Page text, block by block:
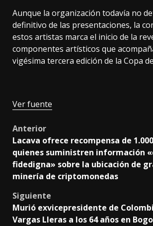
Aunque la organización todavía no
definitivo de las presentaciones, la
estos artistas marca el inicio de la
componentes artísticos que
vigésima tercera edición de la Copa
Ver fuente
Post
navigation
Anterior
Lacava ofrece recompensa de
quienes suministren información
fidedigna» sobre la ubicación de
minería de criptomonedas
Siguiente
Murió exvicepresidente de
Vargas Lleras a los 64 años en